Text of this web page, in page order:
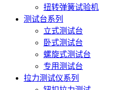
扭转弹簧试验机
测试台系列
立式测试台
卧式测试台
螺旋式测试台
专用测试台
拉力测试仪系列